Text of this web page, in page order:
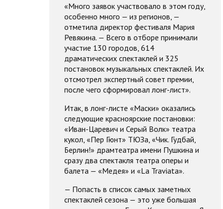
«Много заявок участвовало в этом году,
особенно много — из регионов, —
отметила директор фестиваля Мария
Ревякина. — Всего в отборе принимали
участие 130 городов, 614
драматических спектаклей и 325
постановок музыкальных спектаклей. Их
отсмотрел экспертный совет премии,
после чего сформировал лонг-лист».
Итак, в лонг-листе «Маски» оказались
следующие красноярские постановки:
«Иван-Царевич и Серый Волк» театра
кукол, «Пер Гюнт» ТЮЗа, «Чик. Гудбай,
Берлин!» драмтеатра имени Пушкина и
сразу два спектакля театра оперы и
балета — «Медея» и «La Traviata».
— Попасть в список самых заметных
спектаклей сезона — это уже большая